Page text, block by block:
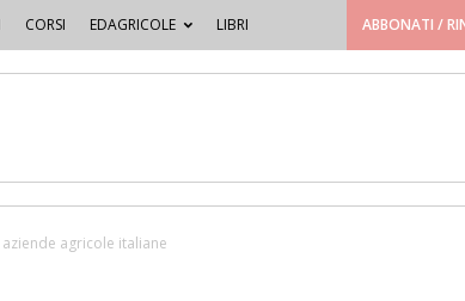
CORSI EDAGRICOLE LIBRI ABBONATI /
agricole italiane